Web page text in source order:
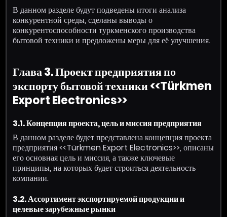
В данном разделе будут подведены итоги анализа
конкурентной среды, сделаны выводы о
конкурентоспособности туркменского производства
бытовой техники и предложены меры для её улучшения.
Глава 3. Проект предприятия по
экспорту бытовой техники <<Türkmen
Export Electronics>>
3.1. Концепция проекта, цель и миссия предприятия
В данном разделе будет представлена концепция проекта
предприятия <<Türkmen Export Electronics>>, описаны
его основная цель и миссия, а также ключевые
принципы, на которых будет строиться деятельность
компании.
3.2. Ассортимент экспортируемой продукции и
целевые зарубежные рынки